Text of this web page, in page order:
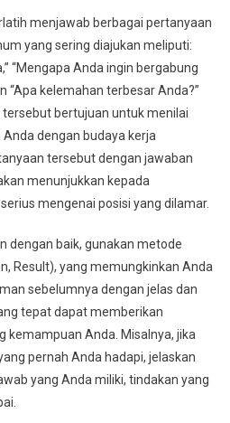
menjawab berbagai pertanyaan
yang sering diajukan meliputi:
“Mengapa Anda ingin bergabung
“Apa kelemahan terbesar Anda?”
bertujuan untuk menilai
dengan budaya kerja
tersebut dengan jawaban
menunjukkan kepada
mengenai posisi yang dilamar.
dengan baik, gunakan metode
Result), yang memungkinkan Anda
sebelumnya dengan jelas dan
tepat dapat memberikan
kemampuan Anda. Misalnya, jika
pernah Anda hadapi, jelaskan
yang Anda miliki, tindakan yang